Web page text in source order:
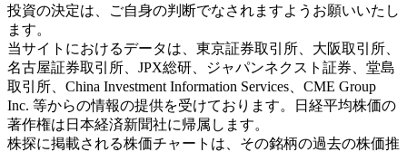
投資の決定は、ご自身の判断でなされますようお願いいたし
ます。
当サイトにおけるデータは、東京証券取引所、大阪取引所、
名古屋証券取引所、JPX総研、ジャパンネクスト証券、堂島
取引所、China Investment Information Services、CME Group
Inc. 等からの情報の提供を受けております。日経平均株価の
著作権は日本経済新聞社に帰属します。
株探に掲載される株価チャートは、その銘柄の過去の株価推